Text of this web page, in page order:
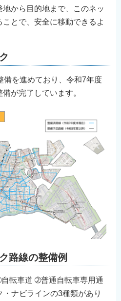
から目的地まで、このネッ
ことで、安全に移動できるよ
備を進めており、令和7年度
が完了しています。
路線の整備例
転車道 ➁普通自転車専用通
ナビラインの3種類があり